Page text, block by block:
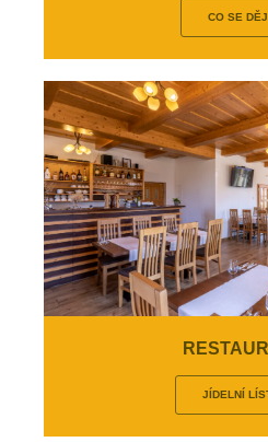
CO SE
JÍDELNÍ